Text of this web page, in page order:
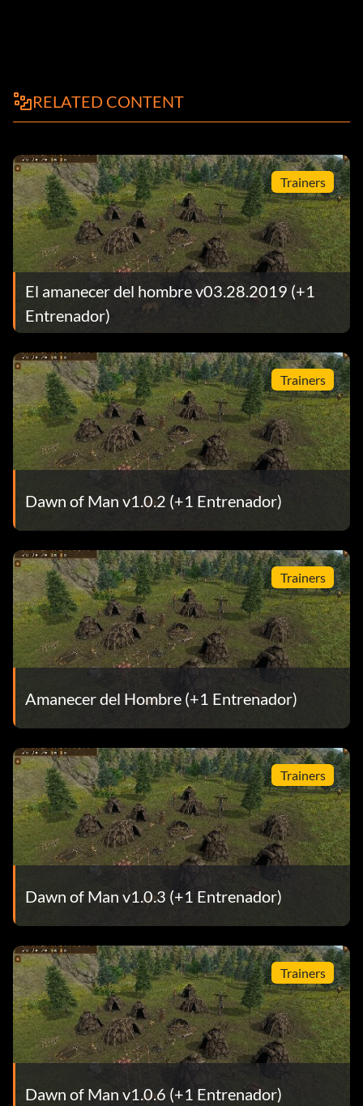
RELATED CONTENT
Trainers
El amanecer del hombre v03.28.2019 (+1
Entrenador)
Trainers
Dawn of Man v1.0.2 (+1 Entrenador)
Trainers
Amanecer del Hombre (+1 Entrenador)
Trainers
Dawn of Man v1.0.3 (+1 Entrenador)
Trainers
Dawn of Man v1.0.6 (+1 Entrenador)